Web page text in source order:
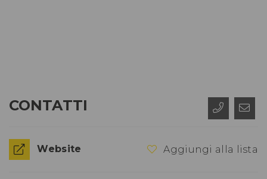
CONTATTI
Website Aggiungi alla lista